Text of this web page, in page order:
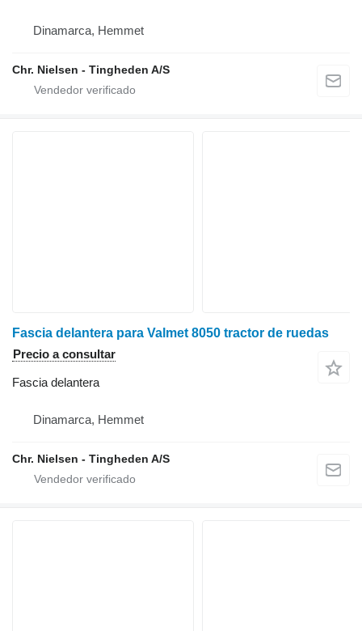
Dinamarca, Hemmet
Chr. Nielsen - Tingheden A/S
Fascia delantera para Valmet 8050 tractor de ruedas
Precio a consultar
Fascia delantera
Dinamarca, Hemmet
Chr. Nielsen - Tingheden A/S